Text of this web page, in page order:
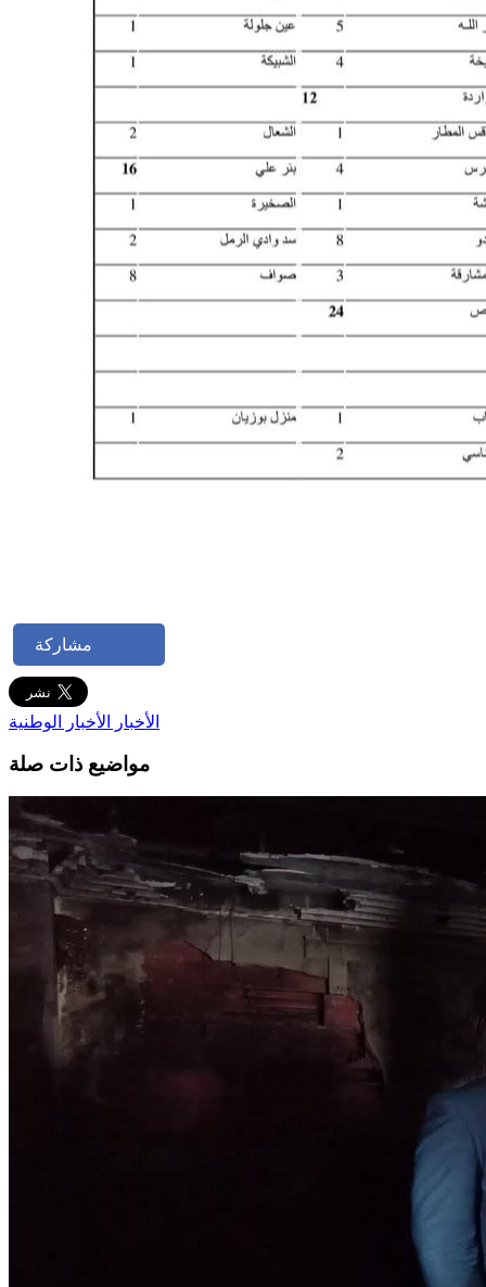
مشاركة
الأخبار الأخبار الوطنية
مواضيع ذات صلة